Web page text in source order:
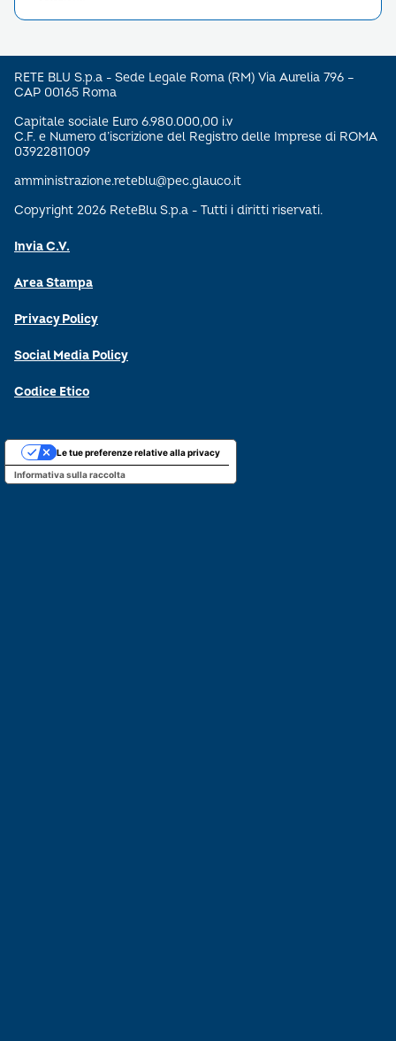
RETE BLU S.p.a - Sede Legale Roma (RM) Via Aurelia 796 –
CAP 00165 Roma
Capitale sociale Euro 6.980.000,00 i.v
C.F. e Numero d’iscrizione del Registro delle Imprese di ROMA
03922811009
amministrazione.reteblu@pec.glauco.it
Copyright 2026 ReteBlu S.p.a - Tutti i diritti riservati.
Invia C.V.
Area Stampa
Privacy Policy
Social Media Policy
Codice Etico
Informativa sulla raccolta
Le tue preferenze relative alla privacy